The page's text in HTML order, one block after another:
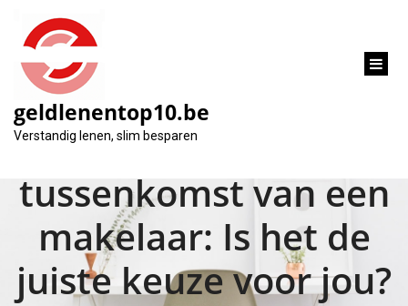
gaan
geldlenentop10.be
Verstandig lenen, slim besparen
Huis kopen zonder
tussenkomst van een
makelaar: Is het de
juiste keuze voor jou?